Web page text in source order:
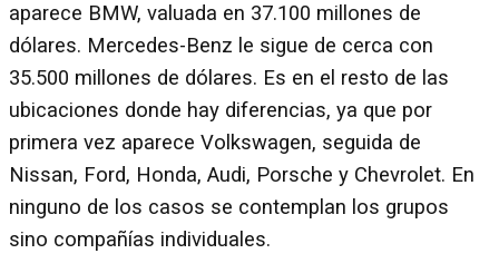
aparece BMW, valuada en 37.100 millones de
dólares. Mercedes-Benz le sigue de cerca con
35.500 millones de dólares. Es en el resto de las
ubicaciones donde hay diferencias, ya que por
primera vez aparece Volkswagen, seguida de
Nissan, Ford, Honda, Audi, Porsche y Chevrolet. En
ninguno de los casos se contemplan los grupos
sino compañías individuales.